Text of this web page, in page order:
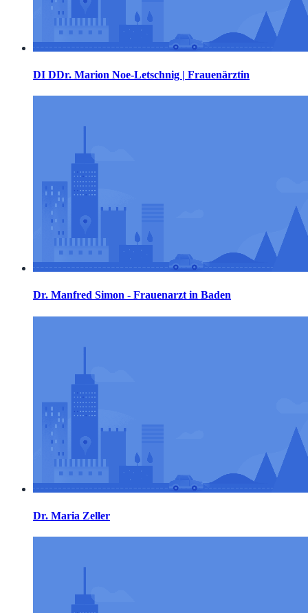
DI DDr. Marion Noe-Letschnig | Frauenärztin
Dr. Manfred Simon - Frauenarzt in Baden
Dr. Maria Zeller